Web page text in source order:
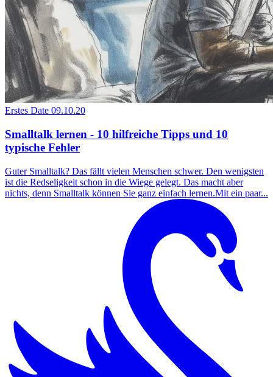
Erstes Date 09.10.20
Smalltalk lernen - 10 hilfreiche Tipps und 10
typische Fehler
Guter Smalltalk? Das fällt vielen Menschen schwer. Den wenigsten
ist die Redseligkeit schon in die Wiege gelegt. Das macht aber
nichts, denn Smalltalk können Sie ganz einfach lernen.Mit ein paar...